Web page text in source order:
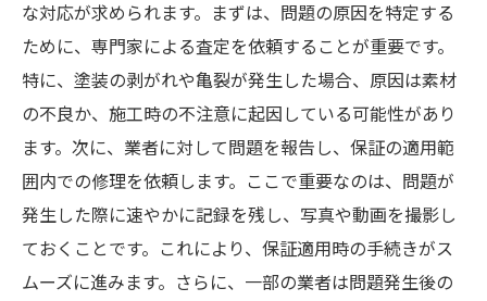
な対応が求められます。まずは、問題の原因を特定する
ために、専門家による査定を依頼することが重要です。
特に、塗装の剥がれや亀裂が発生した場合、原因は素材
の不良か、施工時の不注意に起因している可能性があり
ます。次に、業者に対して問題を報告し、保証の適用範
囲内での修理を依頼します。ここで重要なのは、問題が
発生した際に速やかに記録を残し、写真や動画を撮影し
ておくことです。これにより、保証適用時の手続きがス
ムーズに進みます。さらに、一部の業者は問題発生後の